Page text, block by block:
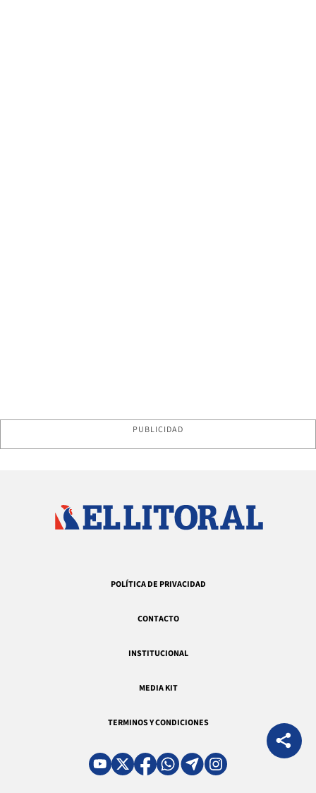
PUBLICIDAD
POLÍTICA DE PRIVACIDAD
CONTACTO
INSTITUCIONAL
MEDIA KIT
TERMINOS Y CONDICIONES